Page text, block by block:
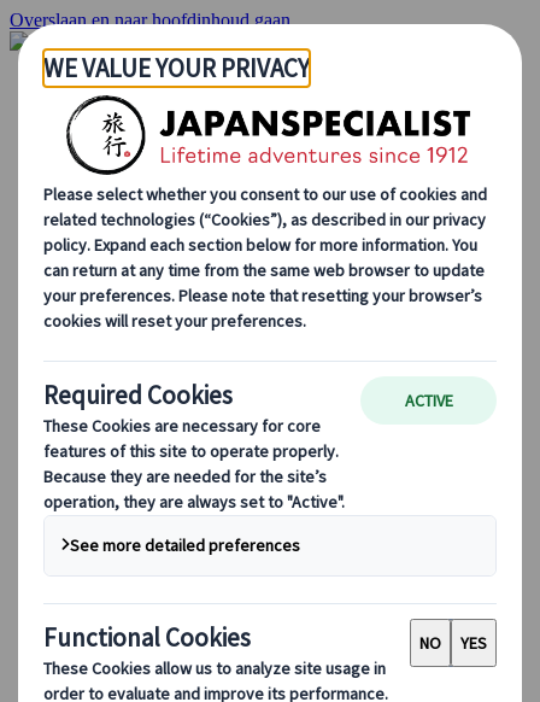
Overslaan en naar hoofdinhoud gaan
Startpagina
Reizen
Individuele Reizen
Groepsreizen
Reizen per huurauto
Excursies
Groepsreizen op maat
Japan Rail Pass
Hoe we te werk gaan
Over Ons
Ons team
Sluit je aan bij ons team
Seizoensgebonden Reistips
Bestemmingshoogtepunten
Culturele Inzichten
Culinaire Avonturen
Ontdek Japan met de trein
Veelgestelde vragen
Essentiële info
Etiquette in Japan
Autorijden in Japan
Boeken bij ons
Japan Rail Pass
Accommodatie
Online Reisadvies
Japanspecialist
Bestemmingen